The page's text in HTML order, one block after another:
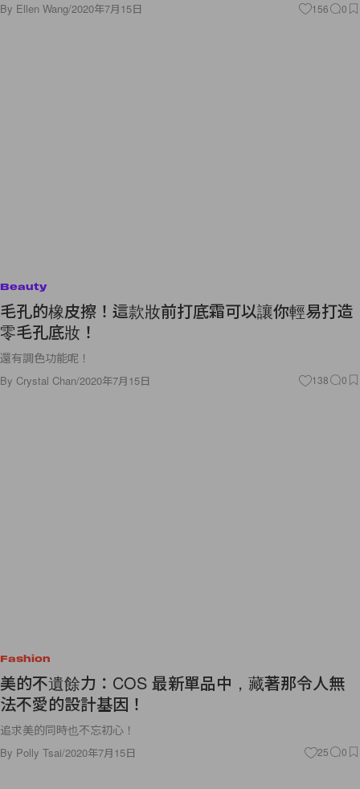
By Ellen Wang/2020年7月15日 156 0
Beauty
毛孔的橡皮擦！這款妝前打底霜可以讓你輕易打造
零毛孔底妝！
還有調色功能呢！
By Crystal Chan/2020年7月15日 138 0
Fashion
美的不遺餘力：COS 最新單品中，藏著那令人無
法不愛的設計基因！
追求美的同時也不忘初心！
By Polly Tsai/2020年7月15日 25 0